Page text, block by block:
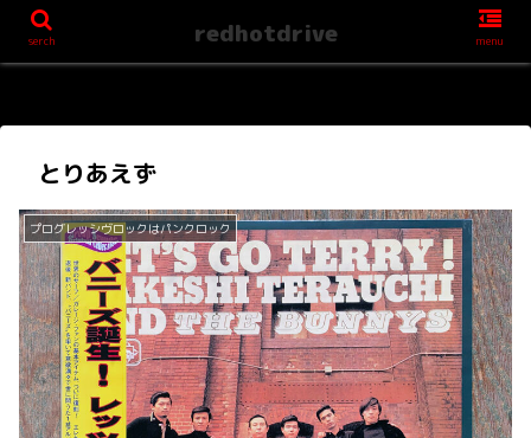
とりあえず
プログレッシヴロックはパンクロック
serch redhotdrive menu